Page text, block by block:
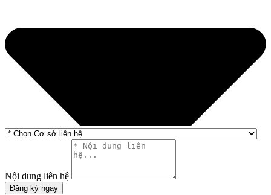
Nội dung liên hệ
Đăng ký ngay